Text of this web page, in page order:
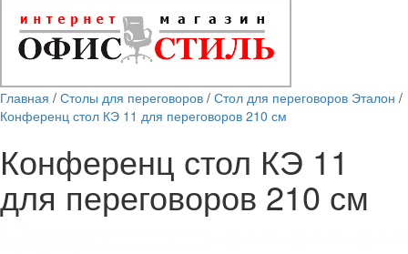
Главная / Столы для переговоров / Стол для переговоров Эталон /
Конференц стол КЭ 11 для переговоров 210 см
Конференц стол КЭ 11
для переговоров 210 см